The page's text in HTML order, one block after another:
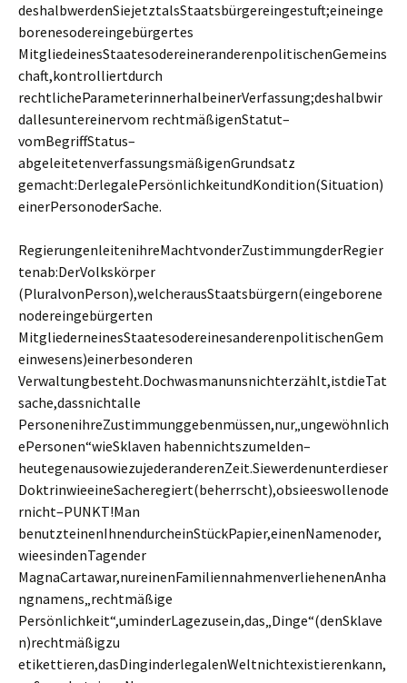
deshalbwerdenSiejetztalsStaatsbürgereingestuft;eineinge
borenesodereingebürgertes
MitgliedeinesStaatesodereineranderenpolitischenGemeins
chaft,kontrolliertdurch
rechtlicheParameterinnerhalbeinerVerfassung;deshalbwir
dallesuntereinervom rechtmäßigenStatut–
vomBegriffStatus–
abgeleitetenverfassungsmäßigenGrundsatz
gemacht:DerlegalePersönlichkeitundKondition(Situation)
einerPersonoderSache.
RegierungenleitenihreMachtvonderZustimmungderRegier
tenab:DerVolkskörper
(PluralvonPerson),welcherausStaatsbürgern(eingeborene
nodereingebürgerten
MitgliederneinesStaatesodereinesanderenpolitischenGem
einwesens)einerbesonderen
Verwaltungbesteht.Dochwasmanunsnichterzählt,istdieTat
sache,dassnichtalle
PersonenihreZustimmunggebenmüssen,nur„ungewöhnlich
ePersonen“wieSklaven habennichtszumelden–
heutegenausowiezujederanderenZeit.Siewerdenunterdieser
DoktrinwieeineSacheregiert(beherrscht),obsieeswollenode
rnicht–PUNKT!Man
benutzteinenIhnendurcheinStückPapier,einenNamenoder,
wieesindenTagender
MagnaCartawar,nureinenFamiliennahmenverliehenenAnha
ngnamens„rechtmäßige
Persönlichkeit“,uminderLagezusein,das„Dinge“(denSklave
n)rechtmäßigzu
etikettieren,dasDinginderlegalenWeltnichtexistierenkann,